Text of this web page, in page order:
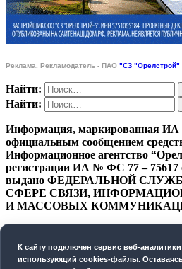
Реклама. Рекламодатель - ПАО "СЗ "Орелстрой"
Найти:
Найти:
Информация, маркированная ИА
официальным сообщением
Информационное агентство
регистрации ИА № ФС 77 – 75617
выдано ФЕДЕРАЛЬНОЙ
СФЕРЕ СВЯЗИ,
И МАССОВЫХ
СОГЛАСИЕ НА ОБРАБОТКУ
К cайту подключен сервис веб-
использующий cookies-файлы. Оставаясь